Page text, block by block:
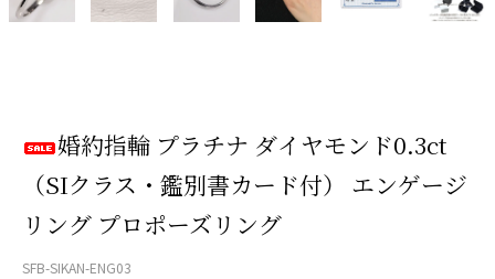
婚約指輪 プラチナ ダイヤモンド0.3ct
（SIクラス・鑑別書カード付） エンゲージ
リング プロポーズリング
SFB-SIKAN-ENG03